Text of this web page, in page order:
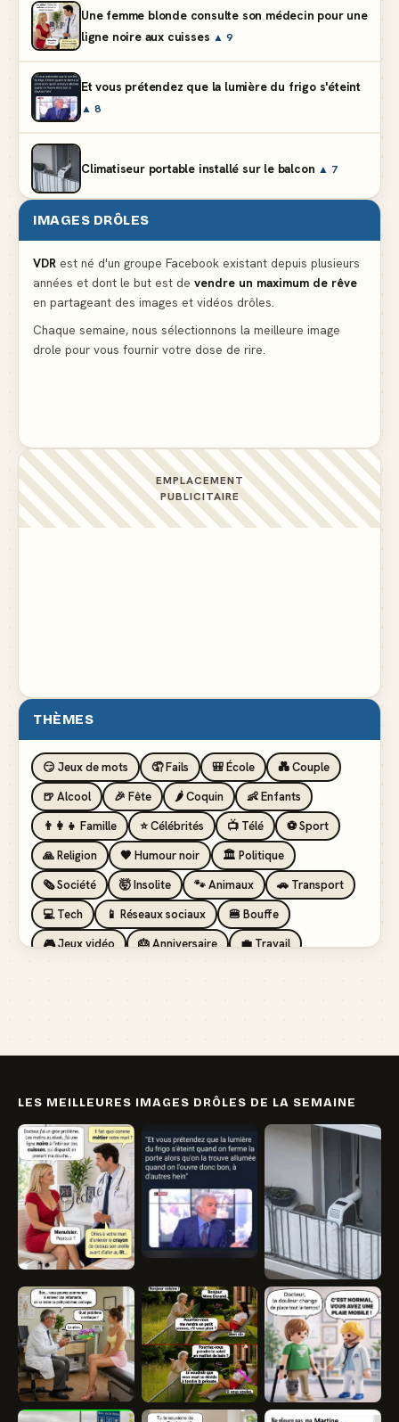
Une femme blonde consulte son médecin pour une
ligne noire aux cuisses ▲ 9
Et vous prétendez que la lumière du frigo s'éteint
▲ 8
Climatiseur portable installé sur le balcon ▲ 7
Le problème cardiaque du médecin ▲ 5
La voisine en bikini pour que le mari tonde la
pelouse
IMAGES DRÔLES
VDR est né d'un groupe Facebook existant depuis plusieurs
années et dont le but est de vendre un maximum de rêve
en partageant des images et vidéos drôles.
Chaque semaine, nous sélectionnons la meilleure image
drole pour vous fournir votre dose de rire.
EMPLACEMENT
PUBLICITAIRE
THÈMES
😏 Jeux de mots 🤦 Fails 🎒 École
💑 Couple
🍺 Alcool
🎉 Fête 🌶️ Coquin
👶 Enfants
👨‍👩‍👧 Famille
⭐ Célébrités 📺 Télé
⚽ Sport
🙏 Religion
🖤 Humour noir
🏛️ Politique
🗞️ Société
🤯 Insolite 🐾 Animaux
🚗 Transport
💻 Tech
📱 Réseaux sociaux
🍔 Bouffe
🎮 Jeux vidéo
🎂 Anniversaire
💼 Travail
LES MEILLEURES IMAGES DRÔLES DE LA SEMAINE